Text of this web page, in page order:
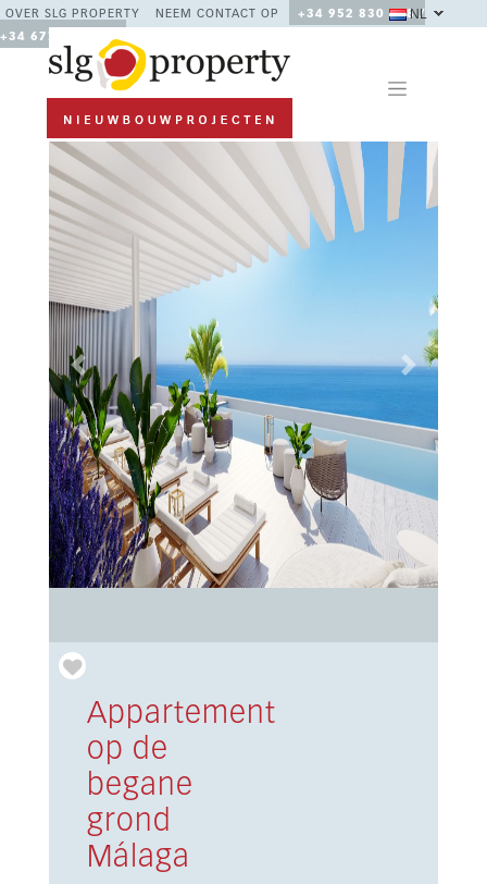
OVER SLG PROPERTY NEEM CONTACT OP
+34 952 830 378 /
+34 677 670 480
NL
Previous Next
Appartement
op de
begane
grond
Málaga